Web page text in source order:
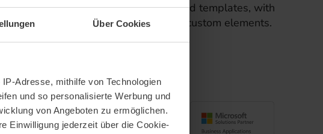
Über Cookies
Adresse, mithilfe von Technologien
und so personalisierte Werbung und
von Angeboten zu ermöglichen.
Einwilligung jederzeit über die Cookie-
perfect
are needed.
Centralized templates, with
optional custom elements.